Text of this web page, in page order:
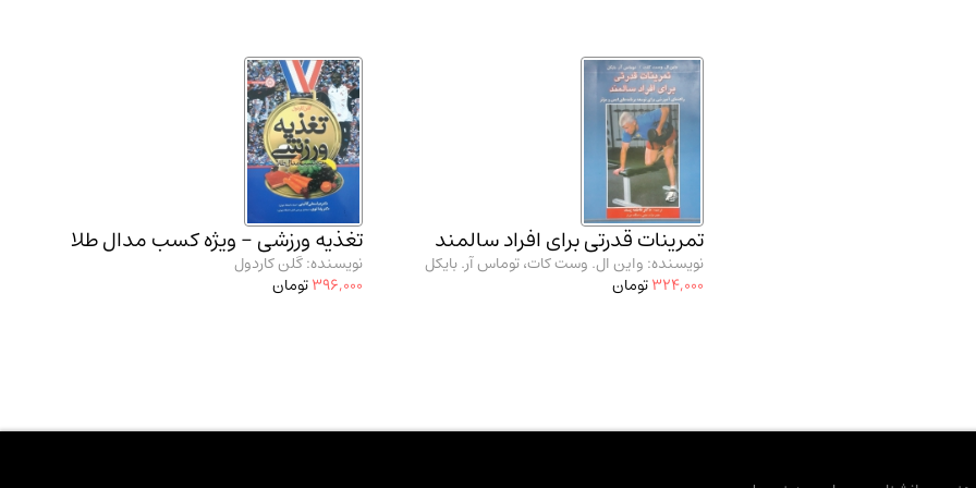
تمرینات قدرتی برای افراد سالمند
نویسنده: واین ال. وست کات، توماس آر. بایکل
324,000تومان
تغذیه ورزشی - ویژه کسب مدال طلا
نویسنده: گلن کاردول
396,000تومان